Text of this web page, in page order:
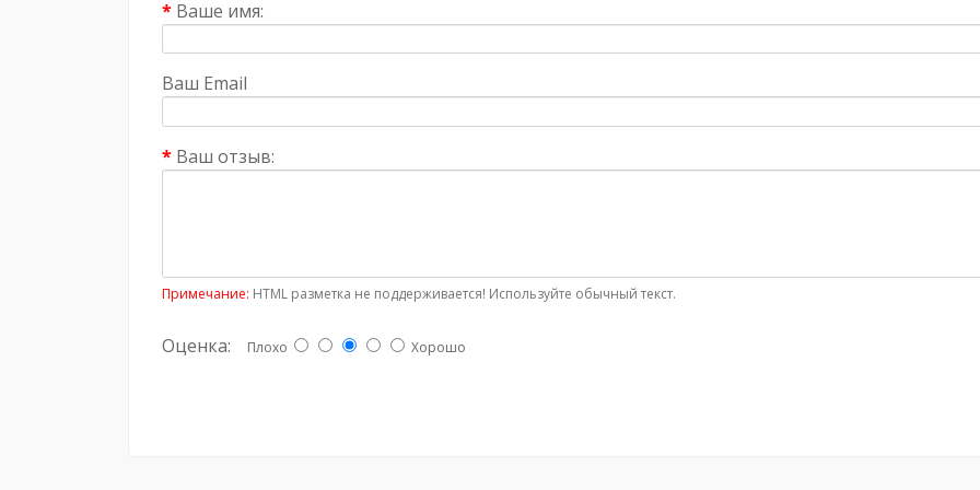
Ваше имя:
Ваш Email
Ваш отзыв:
Примечание: HTML разметка не поддерживается! Используйте обычный текст.
Оценка: Плохо Хорошо